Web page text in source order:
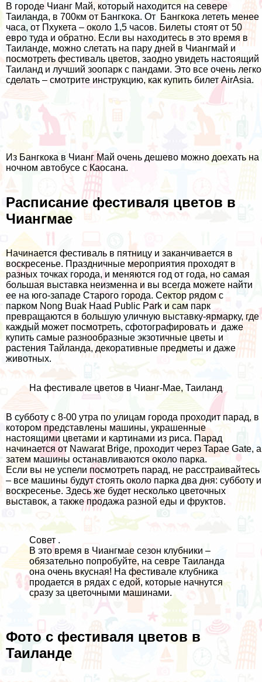
В городе Чианг Май, который находится на севере
Таиланда, в 700км от Бангкока. От Бангкока лететь менее
часа, от Пхукета – около 1,5 часов. Билеты стоят от 50
евро туда и обратно. Если вы находитесь в это время в
Таиланде, можно слетать на пару дней в Чиангмай и
посмотреть фестиваль цветов, заодно увидеть настоящий
Таиланд и лучший зоопарк с пандами. Это все очень легко
сделать – смотрите инструкцию, как купить билет AirAsia.
Из Бангкока в Чианг Май очень дешево можно доехать на
ночном автобусе сКаосана.
Расписание фестиваля цветов в
Чиангмае
Начинается фестиваль в пятницу и заканчивается в
воскресенье. Праздничные мероприятия проходят в
разных точках города, и меняются год от года, но самая
большая выставка неизменна и вы всегда можете найти
ее на юго-западе Старого города. Сектор рядом с
парком Nong Buak Haad Public Parkи сам парк
превращаются в большую уличную выставку-ярмарку, где
каждый может посмотреть, сфотографировать и даже
купить самые разнообразные экзотичные цветы и
растения Тайланда, декоративные предметы и даже
животных.
На фестивале цветов в Чианг-Мае, Таиланд
В субботу с 8-00 утра по улицам города проходит парад, в
котором представлены машины, украшенные
настоящими цветами и картинами из риса. Парад
начинается от Nawarat Brige, проходит через Tapae Gate, а
затем машины останавливаются около парка.
Если вы не успели посмотреть парад, не расстраивайтесь
– все машины будут стоять около парка два дня: субботу и
воскресенье. Здесь же будет несколько цветочных
выставок, а также продажа разной еды и фруктов.
Совет .
В это время в Чиангмае сезон клубники –
обязательно попробуйте, на севре Таиланда
она очень вкусная! На фестивале клубника
продается в рядах с едой, которые начнутся
сразу за цветочными машинами.
Фото с фестиваля цветов в
Таиланде